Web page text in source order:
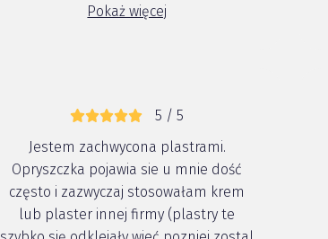
Pokaż więcej
5 / 5
Jestem zachwycona plastrami.
Opryszczka pojawia sie u mnie dość
często i zazwyczaj stosowałam krem
lub plaster innej firmy (plastry te